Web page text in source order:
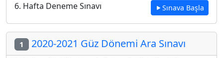
6. Hafta Deneme Sınavı Sınava Başla
1 2020-2021 Güz Dönemi Ara Sınavı